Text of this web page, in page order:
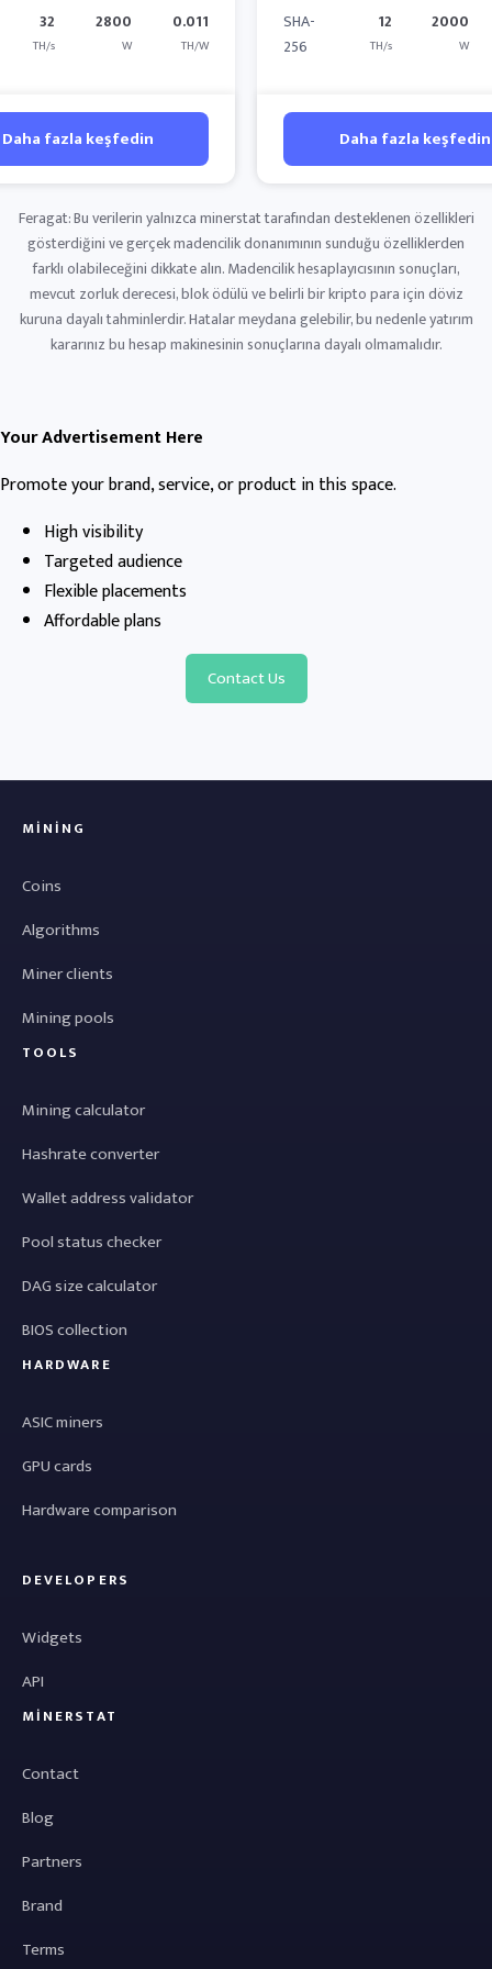
32
TH/s
2800
W
0.011
TH/W
Daha fazla keşfedin
SHA-
256
12
TH/s
2000
W
Daha fazla keşfedin
Feragat: Bu verilerin yalnızca minerstat tarafından desteklenen özellikleri
gösterdiğini ve gerçek madencilik donanımının sunduğu özelliklerden
farklı olabileceğini dikkate alın. Madencilik hesaplayıcısının sonuçları,
mevcut zorluk derecesi, blok ödülü ve belirli bir kripto para için döviz
kuruna dayalı tahminlerdir. Hatalar meydana gelebilir, bu nedenle yatırım
kararınız bu hesap makinesinin sonuçlarına dayalı olmamalıdır.
Your Advertisement Here
Promote your brand, service, or product in this space.
High visibility
Targeted audience
Flexible placements
Affordable plans
Contact Us
MINING
Coins
Algorithms
Miner clients
Mining pools
TOOLS
Mining calculator
Hashrate converter
Wallet address validator
Pool status checker
DAG size calculator
BIOS collection
HARDWARE
ASIC miners
GPU cards
Hardware comparison
DEVELOPERS
Widgets
API
MINERSTAT
Contact
Blog
Partners
Brand
Terms